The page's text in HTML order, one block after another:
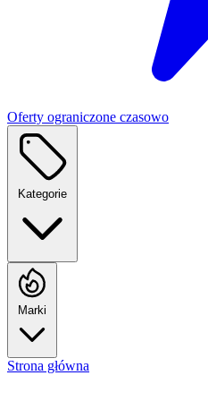
Oferty ograniczone czasowo
Kategorie
Marki
Strona główna